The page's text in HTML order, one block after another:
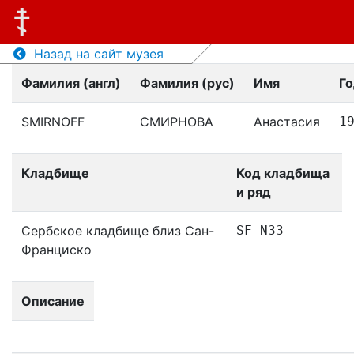
Назад на сайт музея
Фамилия (англ)
Фамилия (рус) Имя
SMIRNOFF СМИРНОВА Анастасия
Кладбище
Код кладбища
и ряд
Сербское кладбище близ Сан-
Франциско
SF N33
Описание